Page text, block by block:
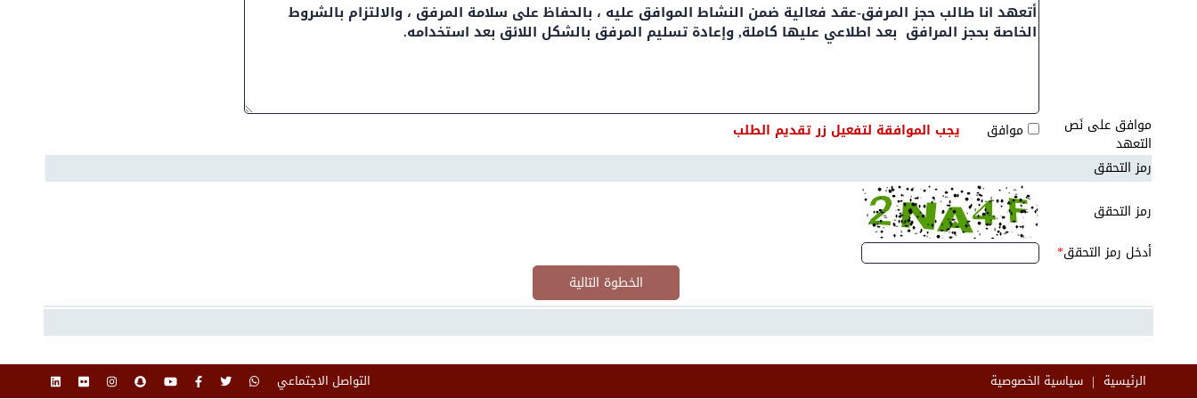
موافق على نَص
التعهد
موافق
يجب الموافقة لتفعيل زر تقديم الطلب
رمز التحقق
رمز التحقق
أدخل رمز التحقق*
الرئيسية | سياسية الخصوصية التواصل الاجتماعي